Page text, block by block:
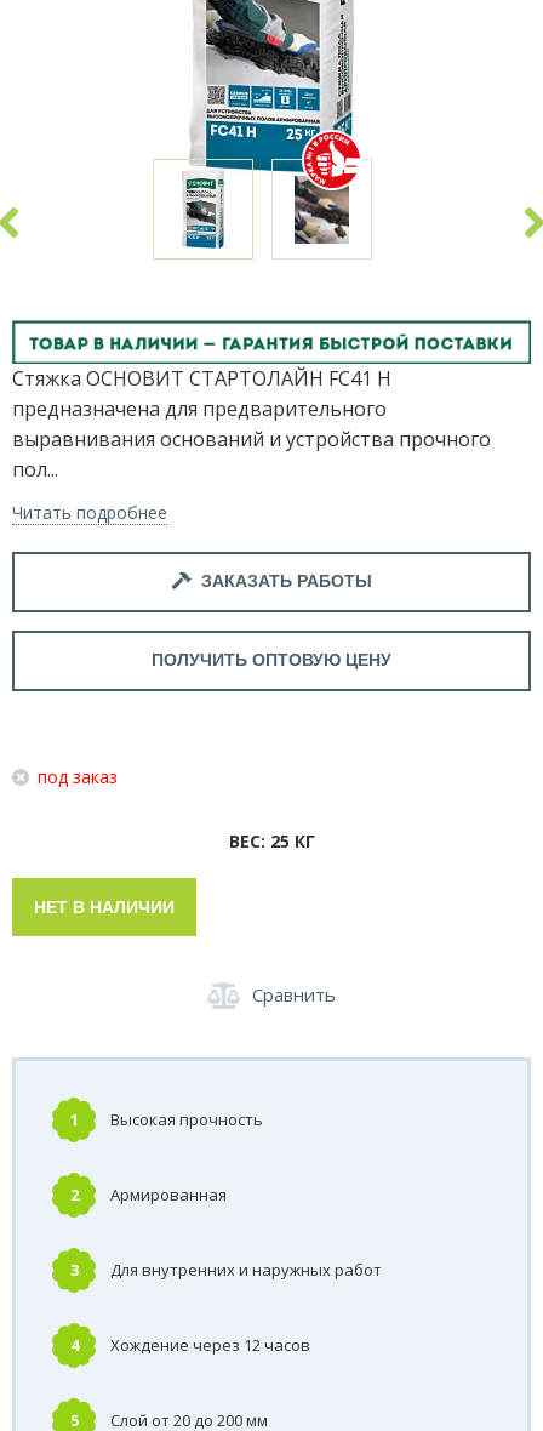
Стяжка ОСНОВИТ СТАРТОЛАЙН FC41 H
предназначена для предварительного
выравнивания оснований и устройства прочного
пол...
Читать подробнее
ЗАКАЗАТЬ РАБОТЫ
ПОЛУЧИТЬ ОПТОВУЮ ЦЕНУ
под заказ
ВЕС: 25 КГ
НЕТ В НАЛИЧИИ
Сравнить
1 Высокая прочность
2 Армированная
3 Для внутренних и наружных работ
4 Хождение через 12 часов
5 Слой от 20 до 200 мм